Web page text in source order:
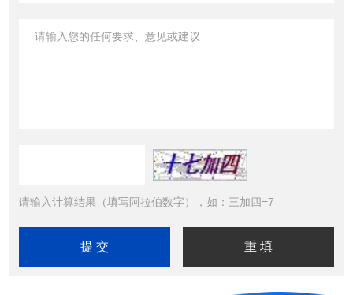
请输入计算结果（填写阿拉伯数字），如：三加四=7